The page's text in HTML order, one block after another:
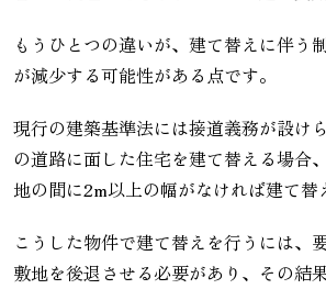
もうひとつの違いが、建て替えに伴う
が減少する可能性がある点です。
現行の建築基準法には接道義務が設け
の道路に面した住宅を建て替える場合
地の間に2m以上の幅がなければ建て替
こうした物件で建て替えを行うには、
敷地を後退させる必要があり、その結